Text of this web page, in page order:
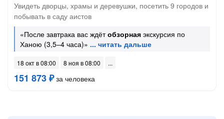
Увидеть дворцы, храмы и деревушки, посетить 9 городов и
побывать в саду аистов
«После завтрака вас ждётобзорная экскурсия по
Ханою (3,5–4 часа)»
18 окт в 08:00 8 ноя в 08:00
151 873 ₽за человека